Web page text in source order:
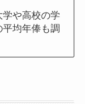
や高校の学
均年俸も調